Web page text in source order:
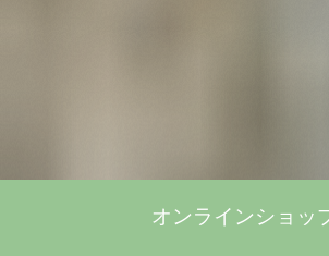
オンラインショッ